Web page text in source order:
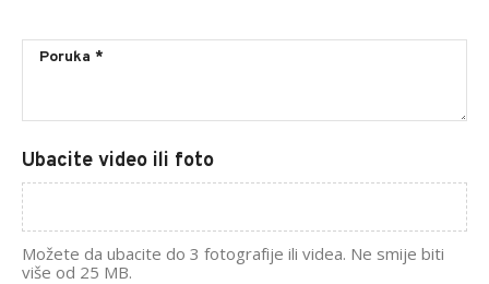
Ubacite video ili foto
Možete da ubacite do 3 fotografije ili videa. Ne smije biti
više od 25 MB.